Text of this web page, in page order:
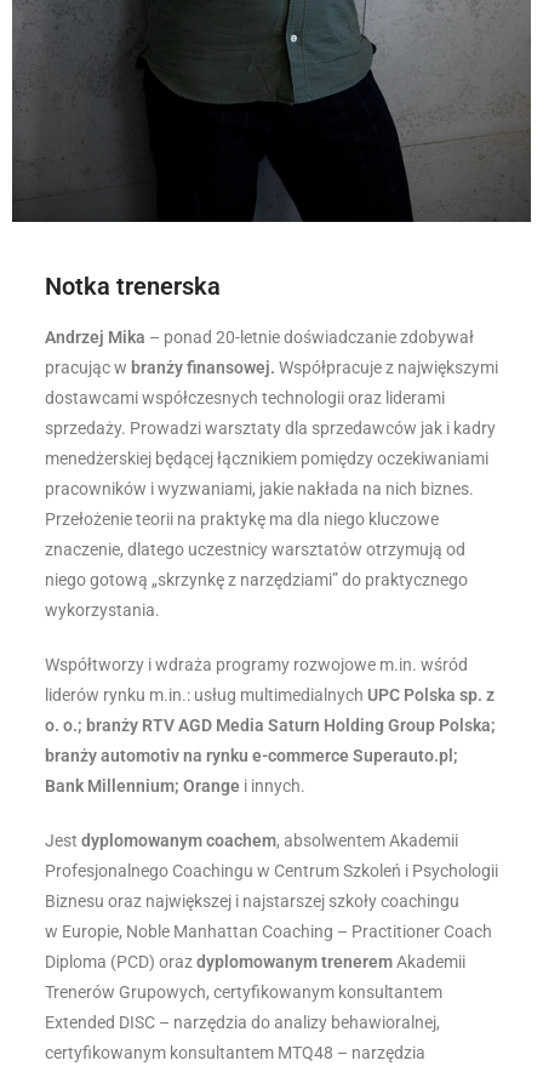
Notka trenerska
Andrzej Mika – ponad 20-letnie doświadczanie zdobywał
pracując w branży finansowej. Współpracuje z największymi
dostawcami współczesnych technologii oraz liderami
sprzedaży. Prowadzi warsztaty dla sprzedawców jak i kadry
menedżerskiej będącej łącznikiem pomiędzy oczekiwaniami
pracowników i wyzwaniami, jakie nakłada na nich biznes.
Przełożenie teorii na praktykę ma dla niego kluczowe
znaczenie, dlatego uczestnicy warsztatów otrzymują od
niego gotową „skrzynkę z narzędziami” do praktycznego
wykorzystania.
Współtworzy i wdraża programy rozwojowe m.in. wśród
liderów rynku m.in.: usług multimedialnych UPC Polska sp. z
o. o.; branży RTV AGD Media Saturn Holding Group Polska;
branży automotiv na rynku e-commerce Superauto.pl;
Bank Millennium; Orange i innych.
Jest dyplomowanym coachem, absolwentem Akademii
Profesjonalnego Coachingu w Centrum Szkoleń i Psychologii
Biznesu oraz największej i najstarszej szkoły coachingu
w Europie, Noble Manhattan Coaching – Practitioner Coach
Diploma (PCD) orazdyplomowanym treneremAkademii
Trenerów Grupowych, certyfikowanym konsultantem
Extended DISC – narzędzia do analizy behawioralnej,
certyfikowanym konsultantem MTQ48 – narzędzia